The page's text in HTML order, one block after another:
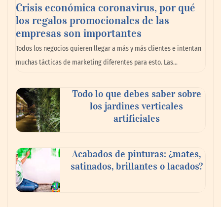
MBF Construcciones refuerza su presencia
digital con una nueva web de reformas en
Madrid
Crisis económica coronavirus, por qué
los regalos promocionales de las
empresas son importantes
Todos los negocios quieren llegar a más y más clientes e intentan
muchas tácticas de marketing diferentes para esto. Las…
Todo lo que debes saber sobre
los jardines verticales
artificiales
Acabados de pinturas: ¿mates,
satinados, brillantes o lacados?